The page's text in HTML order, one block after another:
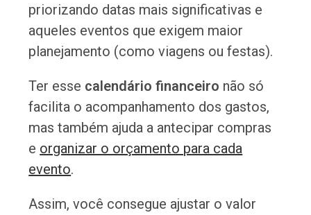
priorizando datas mais significativas e
aqueles eventos que exigem maior
planejamento (como viagens ou festas).
Ter esse calendário financeiro não só
facilita o acompanhamento dos gastos,
mas também ajuda a antecipar compras
e organizar o orçamento para cada
evento.
Assim, você consegue ajustar o valor